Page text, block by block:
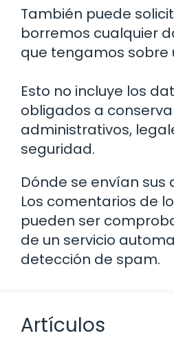
También puede
borremos cualquier
que tengamos sobre
Esto no incluye los
obligados a
administrativos,
seguridad.
Dónde se envían sus
Los comentarios de
pueden ser
de un servicio
detección de spam.
Artículos